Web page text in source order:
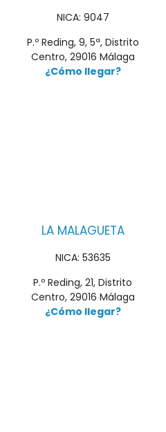
NICA: 9047
P.º Reding, 9, 5ª, Distrito
Centro, 29016 Málaga
¿Cómo llegar?
LA MALAGUETA
NICA: 53635
P.º Reding, 21, Distrito
Centro, 29016 Málaga
¿Cómo llegar?